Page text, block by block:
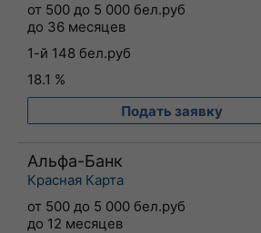
от 500 до 5 000 бел.руб
до 36 месяцев
1-й 148 бел.руб
18.1 %
Подать заявку
Альфа-Банк
Красная Карта
от 500 до 5 000 бел.руб
до 12 месяцев